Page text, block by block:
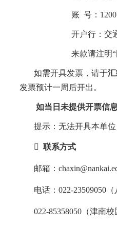
账 号：
开户行：交
来款请注明“
如需开具发票，请于
发票预计一周后开出。
如当日未提供开票信
提示：无法开具本单
 联系方式
邮箱：
电话： 022-23509050
022-85358050 （津南校